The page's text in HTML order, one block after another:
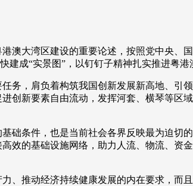
大湾区建设的重要论述，按照党中央、
成“实景图”，以钉钉子精神扎实推进粤港
，肩负着构筑我国创新发展新高地、引
创新要素自由流动，发挥河套、横琴等区
条件，也是当前社会各界反映最为迫切
效的基础设施网络，助力人流、物流、资
推动经济持续健康发展的内在要求，而